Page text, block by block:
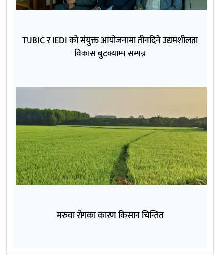
TUBIC र IEDI को संयुक्त आयोजनामा तीनदिने उद्यमशीलता
विकास बुटक्याम्प सम्पन्न
मरुवा रोगका कारण किसान चिन्तित